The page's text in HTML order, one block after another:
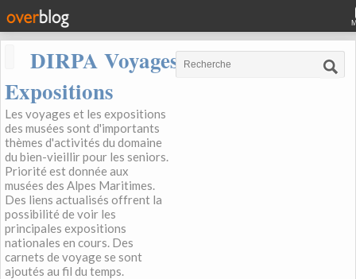
DIRPA Voyages, Musées,
Expositions
Les voyages et les expositions
des musées sont d'importants
thèmes d'activités du domaine
du bien-vieillir pour les seniors.
Priorité est donnée aux
musées des Alpes Maritimes.
Des liens actualisés offrent la
possibilité de voir les
principales expositions
nationales en cours. Des
carnets de voyage se sont
ajoutés au fil du temps.